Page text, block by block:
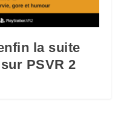
la suite
PSVR 2